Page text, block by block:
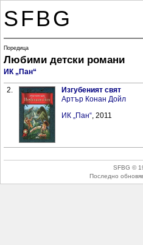
SFBG
Поредица
Любими детски романи
ИК „Пан“
2.
Изгубеният свят
Артър Конан Дойл
ИК „Пан“, 2011
SFBG ©
Последно